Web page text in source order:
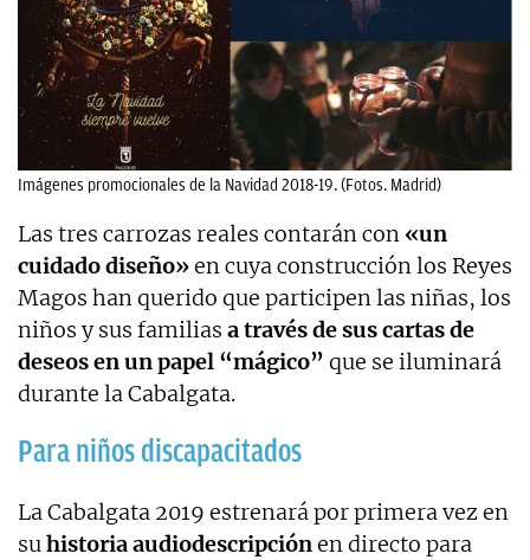
Imágenes promocionales de la Navidad 2018-19. (Fotos. Madrid)
Las tres carrozas reales contarán con «un
cuidado diseño»en cuya construcción los Reyes
Magos han querido que participen las niñas, los
niños y sus familias a través de sus cartas de
deseos en un papel “mágico” que se iluminará
durante la Cabalgata.
Para niños discapacitados
La Cabalgata 2019 estrenará por primera vez en
suhistoria audiodescripciónen directo para